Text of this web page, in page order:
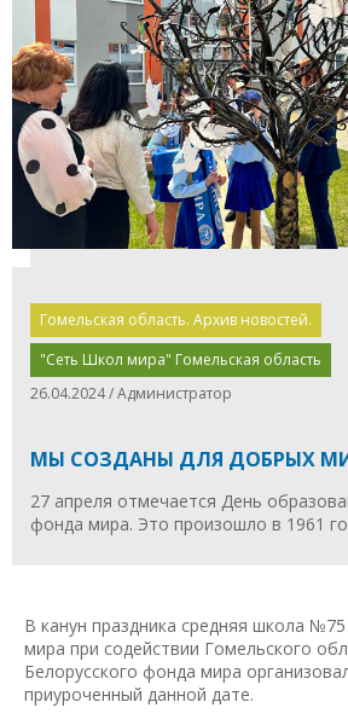
Гомельская область. Архив новостей.
"Сеть Школ мира" Гомельская область
26.04.2024 / Администратор
МЫ СОЗДАНЫ ДЛЯ ДОБРЫХ
27 апреля отмечается День
фонда мира. Это произошло в 1961
В канун праздника средняя школа
мира при содействии Гомельского
Белорусского фонда мира
приуроченный данной дате.